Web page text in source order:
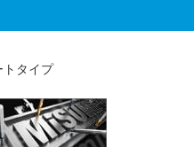
トタイプ